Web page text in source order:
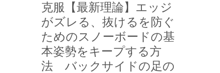
克服【最新理論】エッジ
がズレる、抜けるを防ぐ
ためのスノーボードの基
本姿勢をキープする方
法 バックサイドの足の